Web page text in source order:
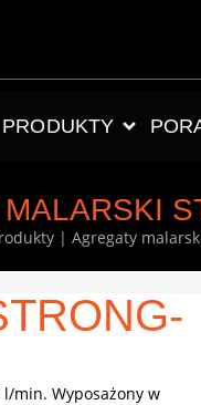
PRODUKTY
| Agregaty
min. Wyposażony w